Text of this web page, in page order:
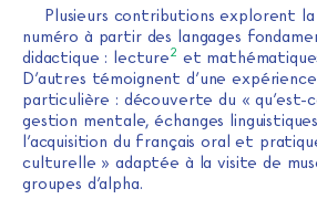
Plusieurs contributions explorent
numéro à partir des langages
didactique : lecture2 et
D’autres témoignent d’une
particulière : découverte du « qu’est-
gestion mentale, échanges
l’acquisition du français oral et
culturelle » adaptée à la visite de
groupes d’alpha.